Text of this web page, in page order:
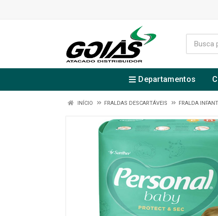
Departamentos
INÍCIO FRALDAS DESCARTÁVEIS FRALDA